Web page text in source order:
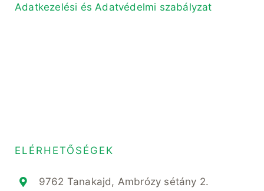
Adatkezelési és Adatvédelmi szabályzat
ELÉRHETŐSÉGEK
9762 Tanakajd, Ambrózy sétány 2.